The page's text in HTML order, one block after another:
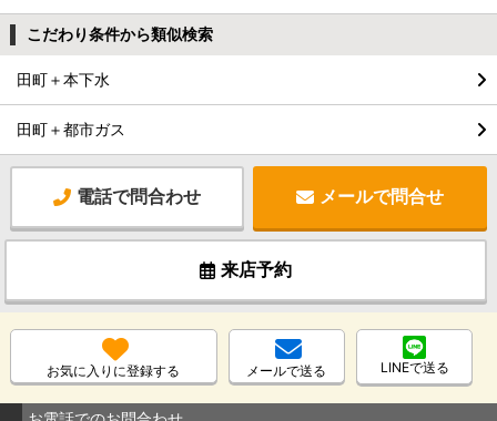
こだわり条件から類似検索
田町＋本下水
田町＋都市ガス
電話で問合わせ メールで問合せ
来店予約
お気に入りに登録する メールで送る LINEで送る